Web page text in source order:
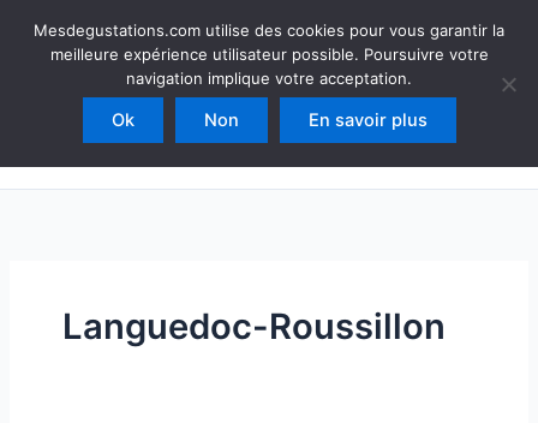
Mesdegustations
Dégustations, accords & autour du vin
Rechercher
Languedoc-Roussillon
Mesdegustations.com utilise des cookies pour vous garantir la
meilleure expérience utilisateur possible. Poursuivre votre
navigation implique votre acceptation.
Ok Non En savoir plus